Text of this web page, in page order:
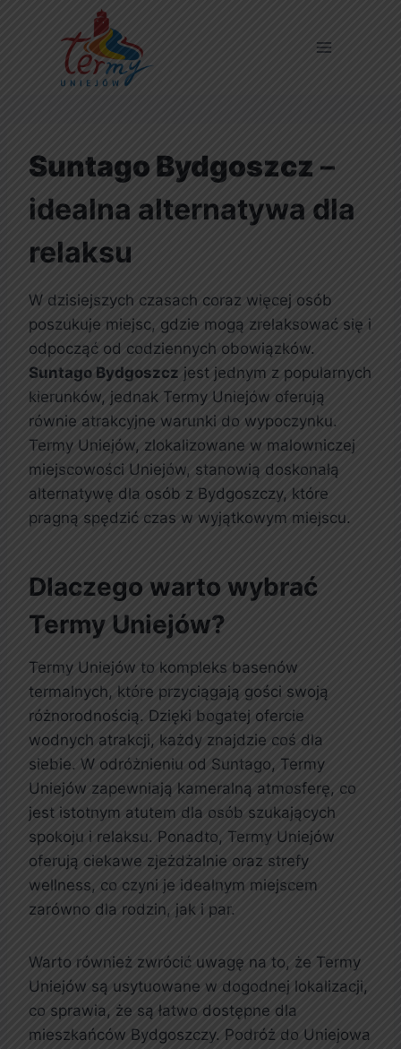
Suntago Bydgoszcz –
idealna alternatywa dla
relaksu
W dzisiejszych czasach coraz więcej osób
poszukuje miejsc, gdzie mogą zrelaksować się i
odpocząć od codziennych obowiązków.
Suntago Bydgoszcz jest jednym z popularnych
kierunków, jednak Termy Uniejów oferują
równie atrakcyjne warunki do wypoczynku.
Termy Uniejów, zlokalizowane w malowniczej
miejscowości Uniejów, stanowią doskonałą
alternatywę dla osób z Bydgoszczy, które
pragną spędzić czas w wyjątkowym miejscu.
Dlaczego warto wybrać
Termy Uniejów?
Termy Uniejów to kompleks basenów
termalnych, które przyciągają gości swoją
różnorodnością. Dzięki bogatej ofercie
wodnych atrakcji, każdy znajdzie coś dla
siebie. W odróżnieniu od Suntago, Termy
Uniejów zapewniają kameralną atmosferę, co
jest istotnym atutem dla osób szukających
spokoju i relaksu. Ponadto, Termy Uniejów
oferują ciekawe zjeżdżalnie oraz strefy
wellness, co czyni je idealnym miejscem
zarówno dla rodzin, jak i par.
Warto również zwrócić uwagę na to, że Termy
Uniejów są usytuowane w dogodnej lokalizacji,
co sprawia, że są łatwo dostępne dla
mieszkańców Bydgoszczy. Podróż do Uniejowa